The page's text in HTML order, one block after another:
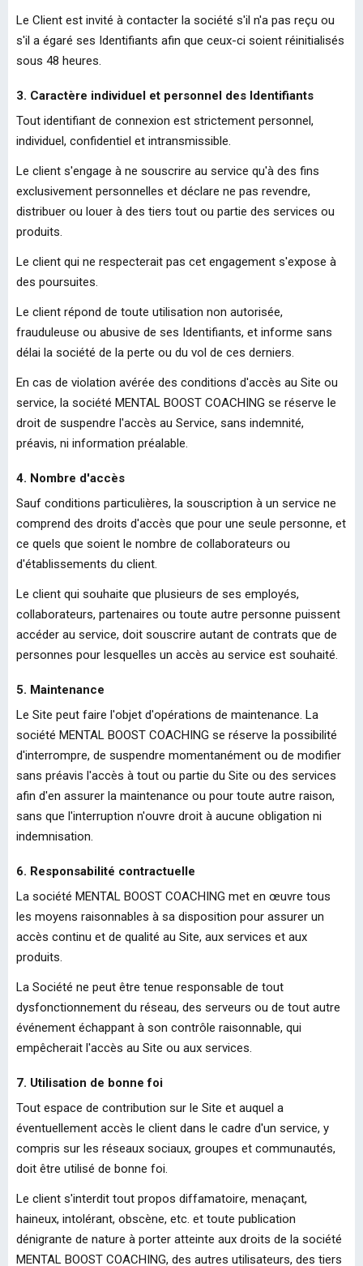
Le Client est invité à contacter la société s'il n'a pas reçu ou
s'il a égaré ses Identifiants afin que ceux-ci soient réinitialisés
sous 48 heures.
3. Caractère individuel et personnel des Identifiants
Tout identifiant de connexion est strictement personnel,
individuel, confidentiel et intransmissible.
Le client s'engage à ne souscrire au service qu'à des fins
exclusivement personnelles et déclare ne pas revendre,
distribuer ou louer à des tiers tout ou partie des services ou
produits.
Le client qui ne respecterait pas cet engagement s'expose à
des poursuites.
Le client répond de toute utilisation non autorisée,
frauduleuse ou abusive de ses Identifiants, et informe sans
délai la société de la perte ou du vol de ces derniers.
En cas de violation avérée des conditions d'accès au Site ou
service, la société MENTAL BOOST COACHING se réserve le
droit de suspendre l'accès au Service, sans indemnité,
préavis, ni information préalable.
4. Nombre d'accès
Sauf conditions particulières, la souscription à un service ne
comprend des droits d'accès que pour une seule personne, et
ce quels que soient le nombre de collaborateurs ou
d'établissements du client.
Le client qui souhaite que plusieurs de ses employés,
collaborateurs, partenaires ou toute autre personne puissent
accéder au service, doit souscrire autant de contrats que de
personnes pour lesquelles un accès au service est souhaité.
5. Maintenance
Le Site peut faire l'objet d'opérations de maintenance. La
société MENTAL BOOST COACHING se réserve la possibilité
d'interrompre, de suspendre momentanément ou de modifier
sans préavis l'accès à tout ou partie du Site ou des services
afin d'en assurer la maintenance ou pour toute autre raison,
sans que l'interruption n'ouvre droit à aucune obligation ni
indemnisation.
6. Responsabilité contractuelle
La société MENTAL BOOST COACHING met en œuvre tous
les moyens raisonnables à sa disposition pour assurer un
accès continu et de qualité au Site, aux services et aux
produits.
La Société ne peut être tenue responsable de tout
dysfonctionnement du réseau, des serveurs ou de tout autre
événement échappant à son contrôle raisonnable, qui
empêcherait l'accès au Site ou aux services.
7. Utilisation de bonne foi
Tout espace de contribution sur le Site et auquel a
éventuellement accès le client dans le cadre d'un service, y
compris sur les réseaux sociaux, groupes et communautés,
doit être utilisé de bonne foi.
Le client s'interdit tout propos diffamatoire, menaçant,
haineux, intolérant, obscène, etc. et toute publication
dénigrante de nature à porter atteinte aux droits de la société
MENTAL BOOST COACHING, des autres utilisateurs, des tiers